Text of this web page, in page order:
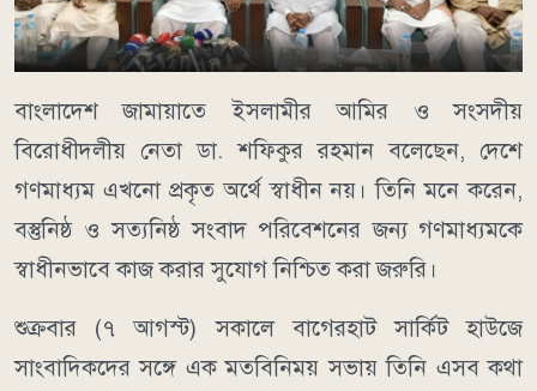
বাংলাদেশ জামায়াতে ইসলামীর আমির ও সংসদীয়
বিরোধীদলীয় নেতা ডা. শফিকুর রহমান বলেছেন, দেশে
গণমাধ্যম এখনো প্রকৃত অর্থে স্বাধীন নয়। তিনি মনে করেন,
বস্তুনিষ্ঠ ও সত্যনিষ্ঠ সংবাদ পরিবেশনের জন্য গণমাধ্যমকে
স্বাধীনভাবে কাজ করার সুযোগ নিশ্চিত করা জরুরি।
শুক্রবার (৭ আগস্ট) সকালে বাগেরহাট সার্কিট হাউজে
সাংবাদিকদের সঙ্গে এক মতবিনিময় সভায় তিনি এসব কথা